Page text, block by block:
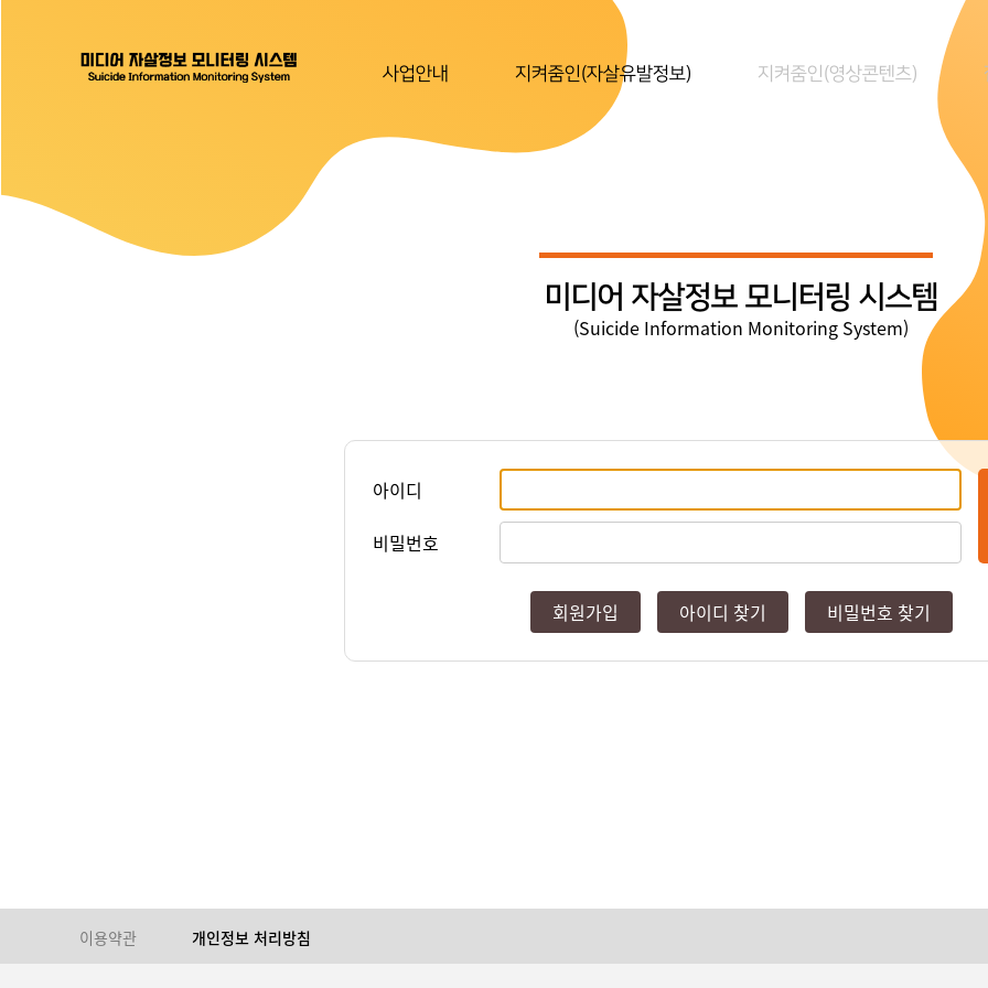
사업안내 지켜줌인(자살유발정보) 지켜줌인(영상콘텐츠)
미디어 자살정보 모니터링 시스템
(Suicide Information Monitoring System)
아이디
비밀번호
회원가입 아이디 찾기 비밀번호 찾기
이용약관 개인정보 처리방침